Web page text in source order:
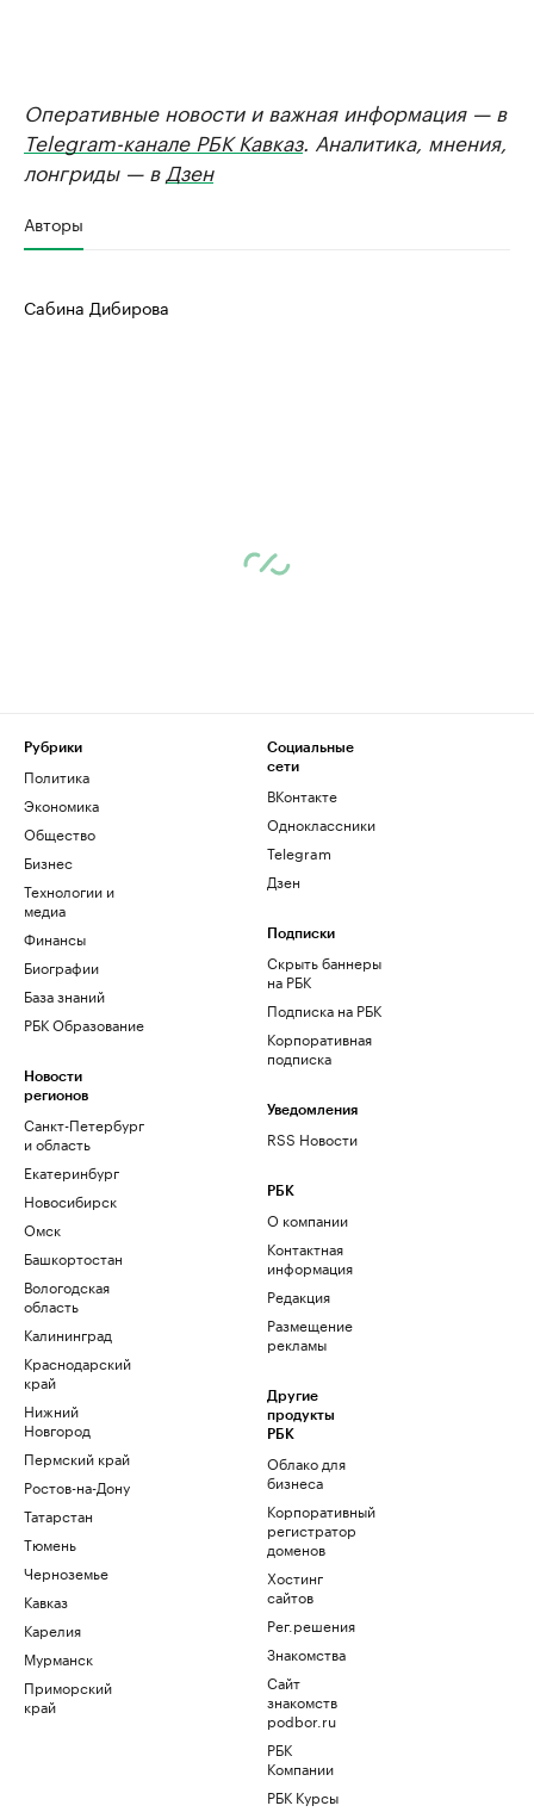
Оперативные новости и важная информация — в
Telegram-канале РБК Кавказ. Аналитика, мнения,
лонгриды — в Дзен
Авторы
Сабина Дибирова
Рубрики
Политика
Экономика
Общество
Бизнес
Технологии и
медиа
Финансы
Биографии
База знаний
РБК Образование
Новости
регионов
Санкт-Петербург
и область
Екатеринбург
Новосибирск
Омск
Башкортостан
Вологодская
область
Калининград
Краснодарский
край
Нижний
Новгород
Пермский край
Ростов-на-Дону
Татарстан
Тюмень
Черноземье
Кавказ
Карелия
Мурманск
Приморский
край
Социальные
сети
ВКонтакте
Одноклассники
Telegram
Дзен
Подписки
Скрыть баннеры
на РБК
Подписка на РБК
Корпоративная
подписка
Уведомления
RSS Новости
РБК
О компании
Контактная
информация
Редакция
Размещение
рекламы
Другие
продукты
РБК
Облако для
бизнеса
Корпоративный
регистратор
доменов
Хостинг
сайтов
Рег.решения
Знакомства
Сайт
знакомств
podbor.ru
РБК
Компании
РБК Курсы